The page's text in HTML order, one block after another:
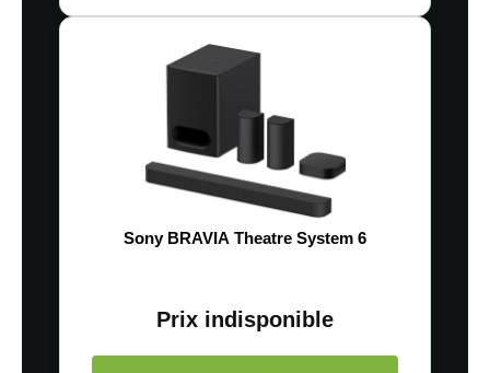
Sony BRAVIA Theatre System 6
Prix indisponible